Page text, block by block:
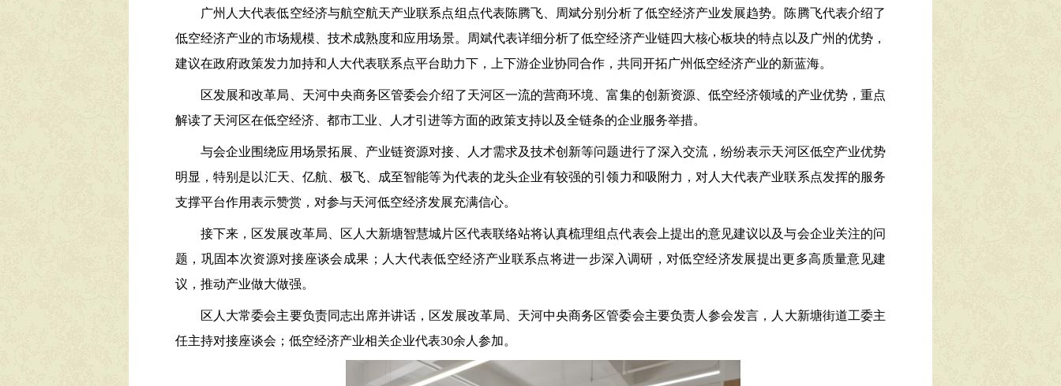
广州人大代表低空经济与航空航天产业联系点组点代表陈腾飞、周斌分别分析了低空经济产业发展趋势。陈腾飞代表介绍了
低空经济产业的市场规模、技术成熟度和应用场景。周斌代表详细分析了低空经济产业链四大核心板块的特点以及广州的优势，
建议在政府政策发力加持和人大代表联系点平台助力下，上下游企业协同合作，共同开拓广州低空经济产业的新蓝海。
区发展和改革局、天河中央商务区管委会介绍了天河区一流的营商环境 、富集的创新资源、低空经济领域的产业优势，重点
解读了天河区在低空经济、都市工业、人才引进等方面的政策支持以及全链条的企业服务举措。
与会企业围绕应用场景拓展、产业链资源对接、人才需求及技术创新等问题进行了深入交流，纷纷表示天河区低空产业优势
明显，特别是以汇天、亿航、极飞、成至智能等为代表的龙头企业有较强的引领力和吸附力，对人大代表产业联系点发挥的服务
支撑平台作用表示赞赏，对参与天河低空经济发展充满信心。
接下来 ，区发展改革局、区人大新塘智慧城片区代表联络站将认真梳理组点代表会上提出的意见建议以及与会企业关注的问
题，巩固本次资源对接座谈会成果；人大代表低空经济产业联系点将进一步深入调研，对低空经济发展提出更多高质量意见建
议，推动产业做大做强。
区人大常委会主要负责同志出席并讲话， 区发展改革局 天河中央商务区管委会主要负责人参会发言，人大新塘街道工委主
任主持对接座谈会 ；低空经济产业相关企业代表30余人参加。